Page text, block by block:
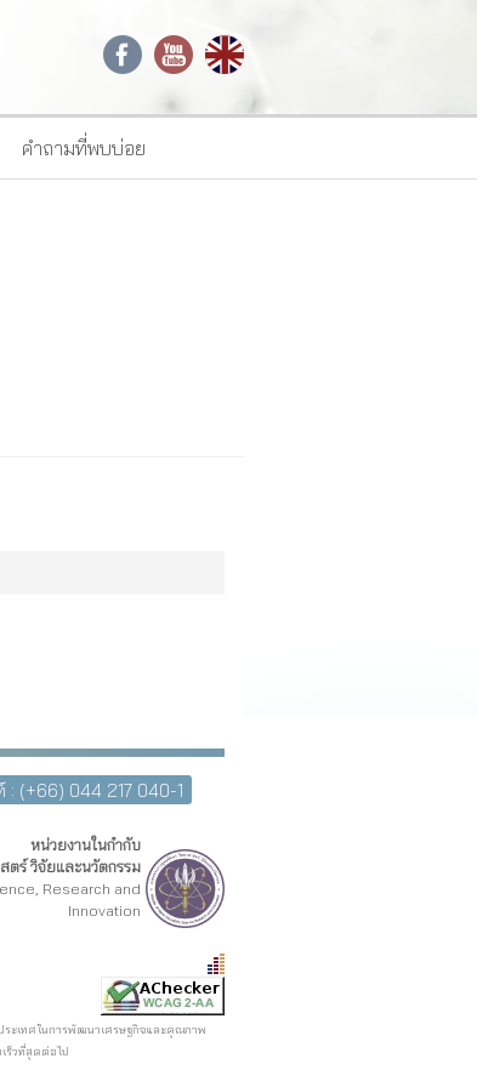
คำถามที่พบบ่อย
: (+66) 044 217 040-1
หน่วยงานในกำกับ
ตร์ วิจัยและนวัตกรรม
Research and
Innovation
ระเทศในการพัฒนาเศรษฐกิจและคุณภาพ
ร็วที่สุดต่อไป